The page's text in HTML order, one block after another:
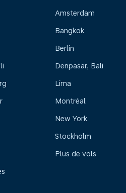
Amsterdam
Bangkok
Berlin
Denpasar, Bali
Lima
Montréal
New York
Stockholm
Plus de vols